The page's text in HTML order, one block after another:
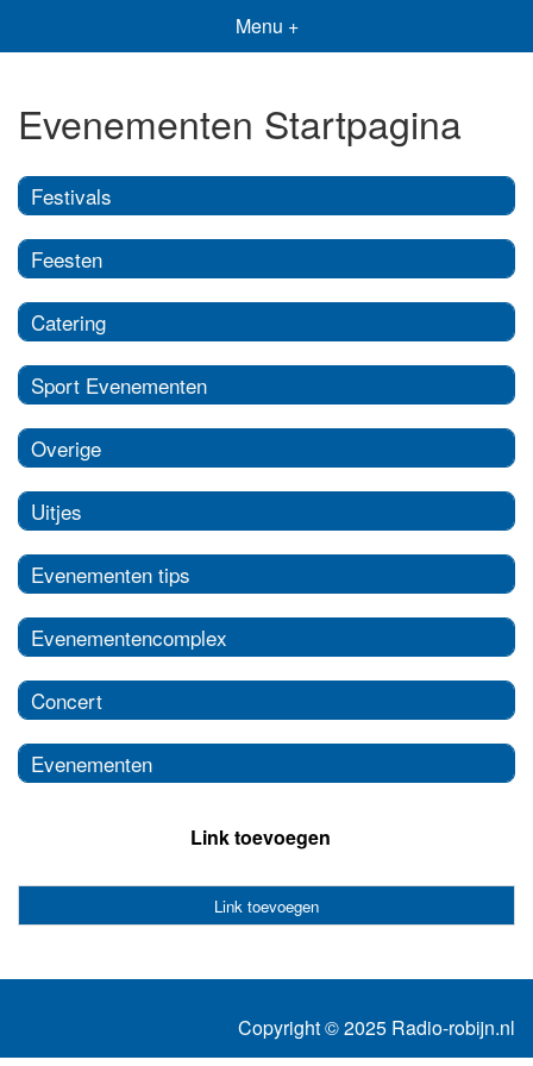
Menu +
Evenementen Startpagina
Festivals
Feesten
Catering
Sport Evenementen
Overige
Uitjes
Evenementen tips
Evenementencomplex
Concert
Evenementen
Link toevoegen
Link toevoegen
Copyright © 2025 Radio-robijn.nl